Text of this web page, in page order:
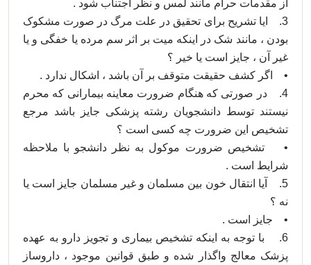
از مقدمات حرام مانند لمس و نظر اجتناب شود .
3. ایا تشریح برای تحقیق در علت مرگ در صورت مشکوک
بودن ، مانند شک در اینکه میت بر اثر سم مرده یا خفگی و یا
غیر آن ، جایز است یا خیر ؟
• اگر کشف حقیقت متوقف بر آن باشد ، اشکال ندارد .
4. در صورتی که هنگام ضرورت معاینه بیمارانی که محرم
نیستند توسط دانشجویان رشته پزشکی جایز باشد مرجع
تشخیص این ضرورت چه کسی است ؟
• تشخیص ضرورت موکول به نظر دانشجو با ملاحظه
شرایط است .
5. آیا انتقال خون بین مسلمان و غیر مسلمان جایز است یا
نه ؟
• جایز است .
6. با توجه به اینکه تشخیص بیماری و تجویز دارو به عهده
پزشک معالج واگذار شده و طبق قوانین موجود ، داروساز